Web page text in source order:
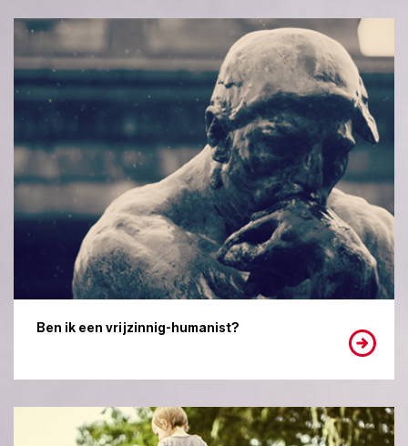
Ben ik een vrijzinnig-humanist?